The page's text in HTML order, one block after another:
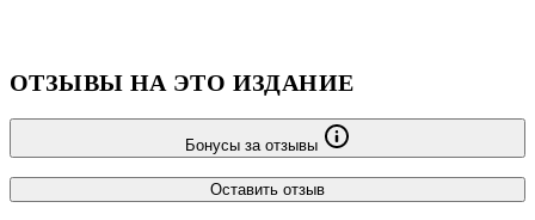
ОТЗЫВЫ НА ЭТО ИЗДАНИЕ
Бонусы за отзывы
Оставить отзыв